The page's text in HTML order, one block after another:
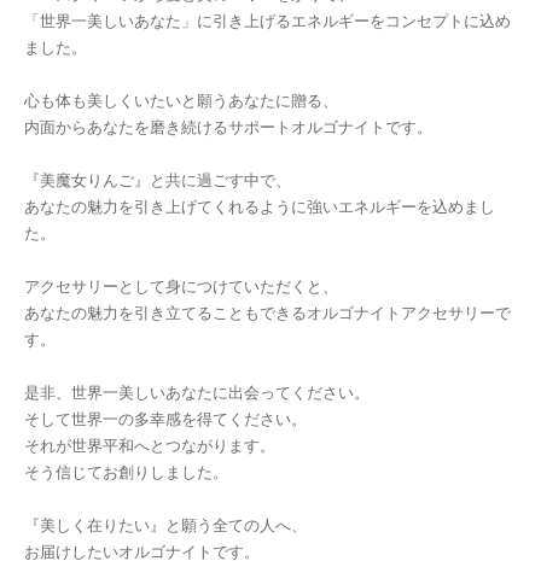
「世界一美しいあなた」に引き上げるエネルギーをコンセプトに込め
ました。
心も体も美しくいたいと願うあなたに贈る、
内面からあなたを磨き続けるサポートオルゴナイトです。
『美魔女りんご』と共に過ごす中で、
あなたの魅力を引き上げてくれるように強いエネルギーを込めまし
た。
アクセサリーとして身につけていただくと、
あなたの魅力を引き立てることもできるオルゴナイトアクセサリーで
す。
是非、世界一美しいあなたに出会ってください。
そして世界一の多幸感を得てください。
それが世界平和へとつながります。
そう信じてお創りしました。
『美しく在りたい』と願う全ての人へ、
お届けしたいオルゴナイトです。